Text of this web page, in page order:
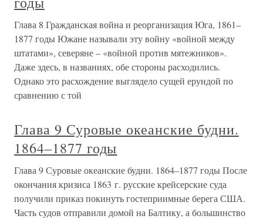
Глава 8 Гражданская война и реорганизация Юга, 1861–
1877 годы Южане называли эту войну «войной между
штатами», северяне – «войной против мятежников».
Даже здесь, в названиях, обе стороны расходились.
Однако это расхождение выглядело сущей ерундой по
сравнению с той
Глава 9 Суровые океанские будни.
1864–1877 годы
Глава 9 Суровые океанские будни. 1864–1877 годы После
окончания кризиса 1863 г. русские крейсерские суда
получили приказ покинуть гостеприимные берега США.
Часть судов отправили домой на Балтику, а большинство